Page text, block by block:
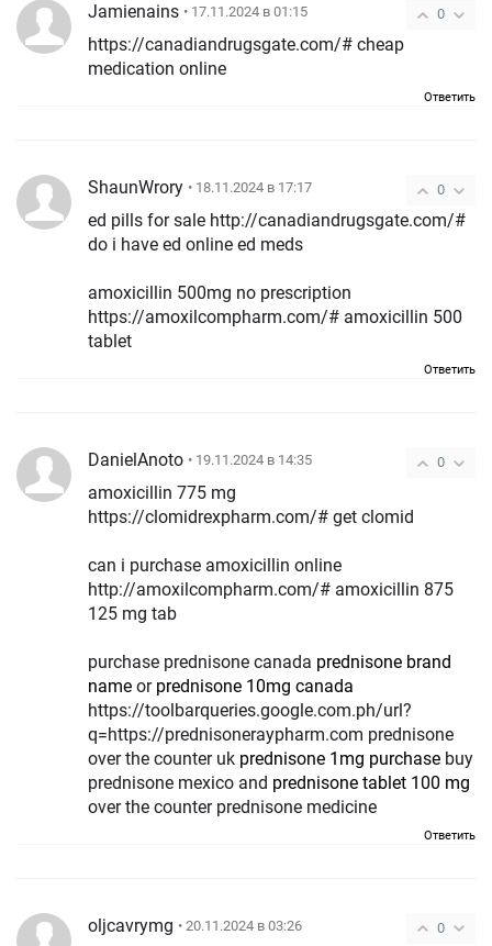
0
Jamienains • 17.11.2024 в 01:15
https://canadiandrugsgate.com/# cheap
medication online
Ответить
0
ShaunWrory • 18.11.2024 в 17:17
ed pills for sale http://canadiandrugsgate.com/#
do i have ed online ed meds
amoxicillin 500mg no prescription
https://amoxilcompharm.com/# amoxicillin 500
tablet
Ответить
0
DanielAnoto • 19.11.2024 в 14:35
amoxicillin 775 mg
https://clomidrexpharm.com/# get clomid
can i purchase amoxicillin online
http://amoxilcompharm.com/# amoxicillin 875
125 mg tab
purchase prednisone canada prednisone brand
name or prednisone 10mg canada
https://toolbarqueries.google.com.ph/url?
q=https://prednisoneraypharm.com prednisone
over the counter uk prednisone 1mg purchase buy
prednisone mexico and prednisone tablet 100 mg
over the counter prednisone medicine
Ответить
0
oljcavrymg • 20.11.2024 в 03:26